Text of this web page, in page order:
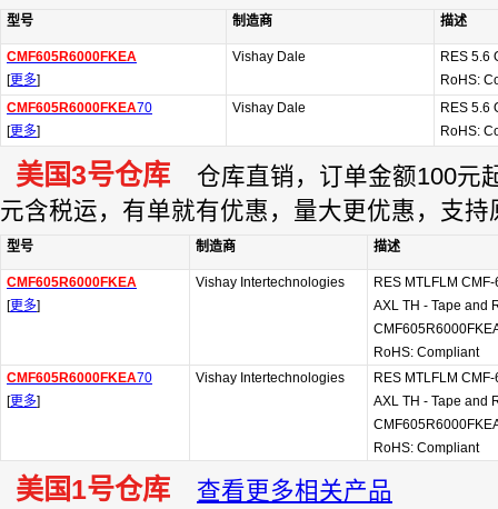
型号 制造商 描述
CMF605R6000FKEA
[更多]
Vishay Dale
RES 5.6
RoHS:
CMF605R6000FKEA70
[更多]
Vishay Dale
RES 5.6
RoHS:
美国3号仓库 仓库直销，订单金额100元
元含税运，有单就有优惠，量大更优惠，支持
型号 制造商 描述
CMF605R6000FKEA
[更多]
Vishay Intertechnologies
RES MTLFLM
AXL TH - Tape and
RoHS: Compliant
CMF605R6000FKEA70
[更多]
Vishay Intertechnologies
RES MTLFLM
AXL TH - Tape and
RoHS: Compliant
美国1号仓库 查看更多相关产品